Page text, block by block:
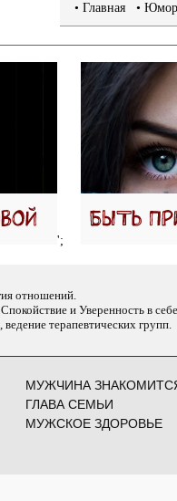
• Главная •
';
отношений.
и Уверенность в
терапевтических групп.
МУЖЧИНА
ГЛАВА СЕМЬИ
МУЖСКОЕ ЗДОРОВЬЕ